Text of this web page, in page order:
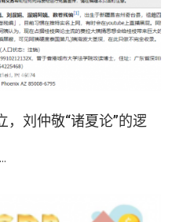
，刘仲敬“诸夏论”的逻